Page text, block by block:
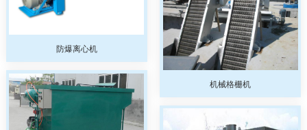
防爆离心机
机械格栅机